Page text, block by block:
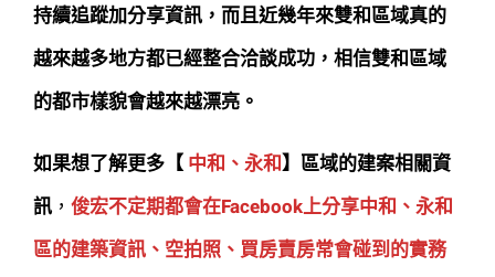
持續追蹤加分享資訊，而且近幾年來雙和區域真的
越來越多地方都已經整合洽談成功，相信雙和區域
的都市樣貌會越來越漂亮。
如果想了解更多【 中和、永和】區域的建案相關資
訊 ， 俊宏不定期都會在Facebook上分享中和、永和
區的建築資訊、空拍照、買房賣房常會碰到的實務